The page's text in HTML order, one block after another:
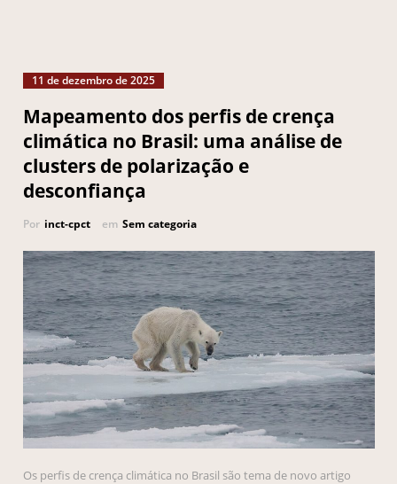
11 de dezembro de 2025
Mapeamento dos perfis de crença
climática no Brasil: uma análise de
clusters de polarização e
desconfiança
Por inct-cpct em Sem categoria
Os perfis de crença climática no Brasil são tema de novo artigo